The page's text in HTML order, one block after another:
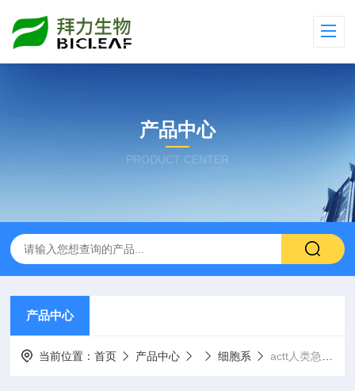
产品中心
PRODUCT CENTER
产品中心
当前位置：首页 产品中心 细胞系 actt人类急性髓细胞性白血病细胞